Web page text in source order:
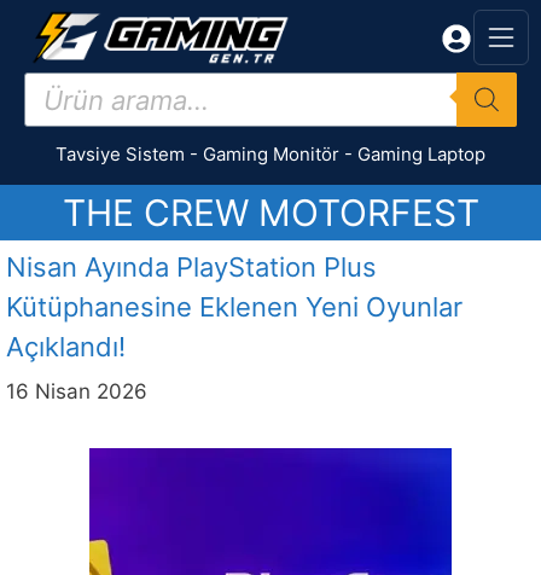
İçeriğe
Products
search
Tavsiye Sistem - Gaming Monitör - Gaming Laptop
THE CREW MOTORFEST
Nisan Ayında PlayStation Plus
Kütüphanesine Eklenen Yeni Oyunlar
Açıklandı!
16 Nisan 2026